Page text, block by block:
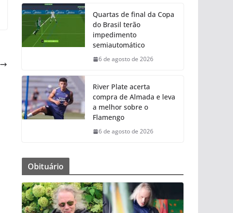
Quartas de final da Copa
do Brasil terão
impedimento
semiautomático
6 de agosto de 2026
River Plate acerta
compra de Almada e leva
a melhor sobre o
Flamengo
6 de agosto de 2026
Obituário